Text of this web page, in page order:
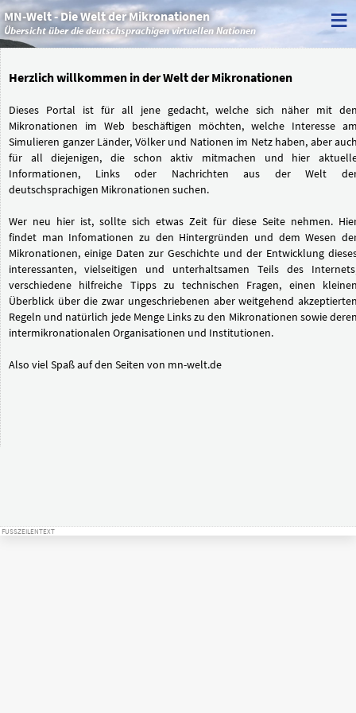
MN-Welt - Die Welt der Mikronationen
Übersicht über die deutschsprachigen virtuellen Nationen ≡
Herzlich willkommen in der Welt der Mikronationen
Dieses Portal ist für all jene gedacht, welche sich näher mit
Mikronationen im Web beschäftigen möchten, welche Interesse
Simulieren ganzer Länder, Völker und Nationen im Netz haben, aber
für all diejenigen, die schon aktiv mitmachen und hier
Informationen, Links oder Nachrichten aus der Welt
deutschsprachigen Mikronationen suchen.
Wer neu hier ist, sollte sich etwas Zeit für diese Seite nehmen.
findet man Infomationen zu den Hintergründen und dem Wesen
Mikronationen, einige Daten zur Geschichte und der Entwicklung
interessanten, vielseitigen und unterhaltsamen Teils des
verschiedene hilfreiche Tipps zu technischen Fragen, einen
Überblick über die zwar ungeschriebenen aber weitgehend
Regeln und natürlich jede Menge Links zu den Mikronationen sowie
intermikronationalen Organisationen und Institutionen.
Also viel Spaß auf den Seiten von mn-welt.de
FUSSZEILENTEXT